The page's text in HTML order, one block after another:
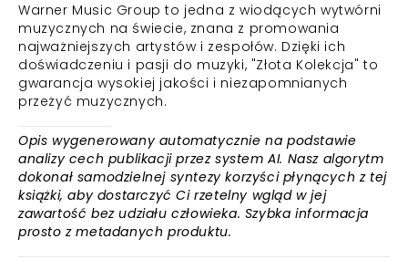
Warner Music Group to jedna z wiodących wytwórni
muzycznych na świecie, znana z promowania
najważniejszych artystów i zespołów. Dzięki ich
doświadczeniu i pasji do muzyki, "Złota Kolekcja" to
gwarancja wysokiej jakości i niezapomnianych
przeżyć muzycznych.
Opis wygenerowany automatycznie na podstawie
analizy cech publikacji przez system AI. Nasz algorytm
dokonał samodzielnej syntezy korzyści płynących z tej
książki, aby dostarczyć Ci rzetelny wgląd w jej
zawartość bez udziału człowieka. Szybka informacja
prosto z metadanych produktu.